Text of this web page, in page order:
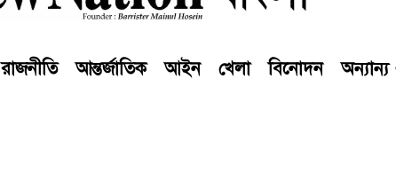
রাজনীতি আন্তর্জাতিক আইন খেলা বিনোদন অন্যান্য